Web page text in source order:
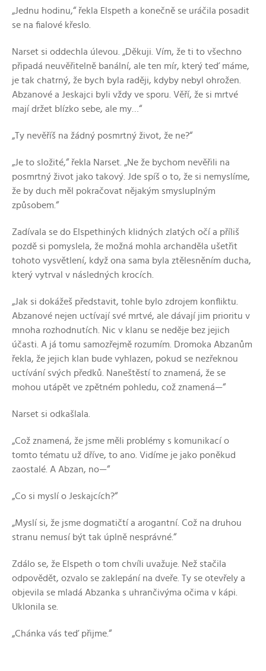
„Jednu hodinu,“ řekla Elspeth a konečně se uráčila posadit
se na fialové křeslo.
Narset si oddechla úlevou. „Děkuji. Vím, že ti to všechno
připadá neuvěřitelně banální, ale ten mír, který teď máme,
je tak chatrný, že bych byla raději, kdyby nebyl ohrožen.
Abzanové a Jeskajci byli vždy ve sporu. Věří, že si mrtvé
mají držet blízko sebe, ale my…“
„Ty nevěříš na žádný posmrtný život, že ne?“
„Je to složité,“ řekla Narset. „Ne že bychom nevěřili na
posmrtný život jako takový. Jde spíš o to, že si nemyslíme,
že by duch měl pokračovat nějakým smysluplným
způsobem.“
Zadívala se do Elspethiných klidných zlatých očí a příliš
pozdě si pomyslela, že možná mohla archanděla ušetřit
tohoto vysvětlení, když ona sama byla ztělesněním ducha,
který vytrval v následných krocích.
„Jak si dokážeš představit, tohle bylo zdrojem konfliktu.
Abzanové nejen uctívají své mrtvé, ale dávají jim prioritu v
mnoha rozhodnutích. Nic v klanu se neděje bez jejich
účasti. A já tomu samozřejmě rozumím. Dromoka Abzanům
řekla, že jejich klan bude vyhlazen, pokud se nezřeknou
uctívání svých předků. Naneštěstí to znamená, že se
mohou utápět ve zpětném pohledu, což znamená—“
Narset si odkašlala.
„Což znamená, že jsme měli problémy s komunikací o
tomto tématu už dříve, to ano. Vidíme je jako poněkud
zaostalé. A Abzan, no—“
„Co si myslí o Jeskajcích?“
„Myslí si, že jsme dogmatičtí a arogantní. Což na druhou
stranu nemusí být tak úplně nesprávné.“
Zdálo se, že Elspeth o tom chvíli uvažuje. Než stačila
odpovědět, ozvalo se zaklepání na dveře. Ty se otevřely a
objevila se mladá Abzanka s uhrančivýma očima v kápi.
Uklonila se.
„Chánka vás teď přijme.“